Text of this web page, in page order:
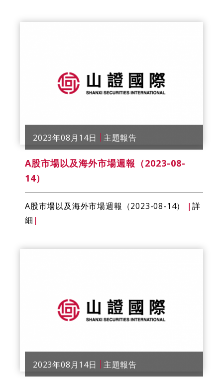
2023年08月14日 主題報告
A股市場以及海外市場週報（2023-08-
14）
A股市場以及海外市場週報（2023-08-14） | 詳
細 |
2023年08月14日 主題報告